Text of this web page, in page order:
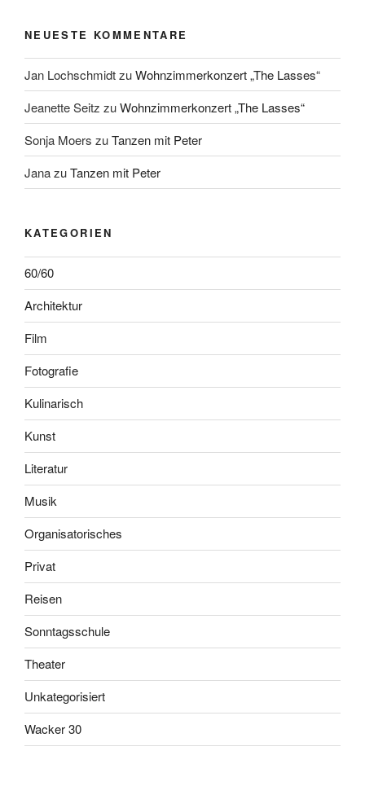
NEUESTE KOMMENTARE
Jan LochschmidtzuWohnzimmerkonzert „The Lasses“
Jeanette Seitz zuWohnzimmerkonzert „The Lasses“
Sonja Moers zuTanzen mit Peter
JanazuTanzen mit Peter
KATEGORIEN
60/60
Architektur
Film
Fotografie
Kulinarisch
Kunst
Literatur
Musik
Organisatorisches
Privat
Reisen
Sonntagsschule
Theater
Unkategorisiert
Wacker 30